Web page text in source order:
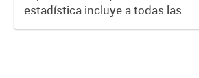
estadística incluye a todas las
personas involucradas